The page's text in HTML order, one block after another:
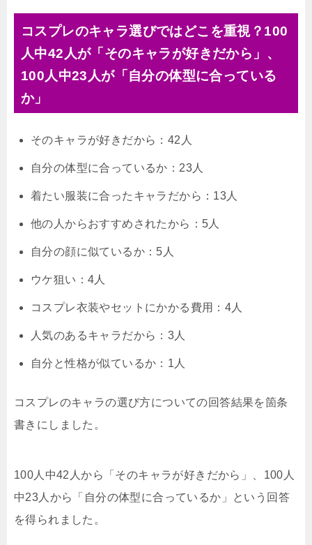
コスプレのキャラ選びではどこを重視？100
人中42人が「そのキャラが好きだから」、
100人中23人が「自分の体型に合っている
か」
そのキャラが好きだから：42人
自分の体型に合っているか：23人
着たい服装に合ったキャラだから：13人
他の人からおすすめされたから：5人
自分の顔に似ているか：5人
ウケ狙い：4人
コスプレ衣装やセットにかかる費用：4人
人気のあるキャラだから：3人
自分と性格が似ているか：1人
コスプレのキャラの選び方についての回答結果を箇条
書きにしました。
100人中42人から「そのキャラが好きだから」、100人
中23人から「自分の体型に合っているか」という回答
を得られました。